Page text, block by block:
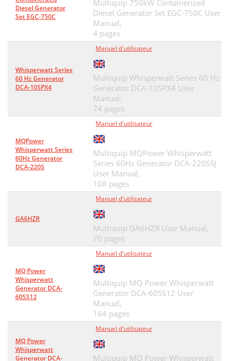
Diesel Generator
Set EGC-750C
Multiquip 750kW Containerized
Diesel Generator Set EGC-750C User
Manual,
4 pages
Whisperwatt Series
60 Hz Generator
DCA-10SPX4
Manuel d'utilisateur
Multiquip Whisperwatt Series 60 Hz
Generator DCA-10SPX4 User
Manual,
74 pages
MQPower
Whisperwatt Series
60Hz Generator
DCA-220S
Manuel d'utilisateur
Multiquip MQPower Whisperwatt
Series 60Hz Generator DCA-220SSJ
User Manual,
108 pages
GA6HZR
Manuel d'utilisateur
Multiquip GA6HZR User Manual,
70 pages
MQ Power
Whisperwatt
Generator DCA-
60SS12
Manuel d'utilisateur
Multiquip MQ Power Whisperwatt
Generator DCA-60SS12 User
Manual,
164 pages
MQ Power
Whisperwatt
Generator DCA-
Manuel d'utilisateur
Multiquip MQ Power Whisperwatt